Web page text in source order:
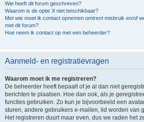
Wie heeft dit forum geschreven?
Waarom is de optie X niet beschikbaar?
Met wie moet ik contact opnemen omtrent misbruik en/of
met dit forum?
Hoe neem ik contact op met een beheerder?
Aanmeld- en registratievragen
Waarom moet ik me registreren?
De beheerder heeft bepaalt of je al dan niet
berichten te plaatsen. Hoe dan ook, als je
functies gebruiken. Zo kun je bijvoorbeeld een
sturen, andere gebruikers e-mailen, lid worden van
Het registreren duurt maar even, dus we raden het